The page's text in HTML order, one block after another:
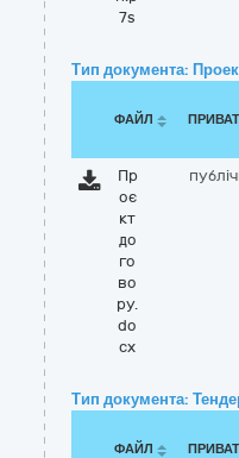
7s
Тип документа:
ФАЙЛ
Пр
оє
кт
до
го
во
ру.
do
cx
Тип документа:
ФАЙЛ